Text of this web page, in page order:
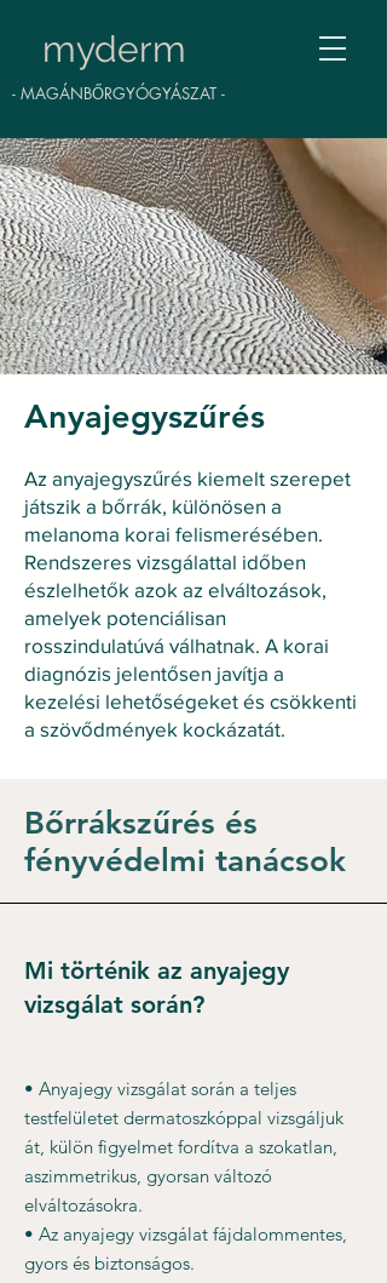
myderm
- MAGÁNBŐRGYÓGYÁSZAT -
Anyajegyszűrés
Az anyajegyszűrés kiemelt szerepet
játszik a bőrrák, különösen a
melanoma korai felismerésében.
Rendszeres vizsgálattal időben
észlelhetők azok az elváltozások,
amelyek potenciálisan
rosszindulatúvá válhatnak. A korai
diagnózis jelentősen javítja a
kezelési lehetőségeket és csökkenti
a szövődmények kockázatát.
Bőrrákszűrés és
fényvédelmi tanácsok
Mi történik az anyajegy
vizsgálat során?
• Anyajegy vizsgálat során a teljes
testfelületet dermatoszkóppal vizsgáljuk
át, külön figyelmet fordítva a szokatlan,
aszimmetrikus, gyorsan változó
elváltozásokra.
• Az anyajegy vizsgálat fájdalommentes,
gyors és biztonságos.